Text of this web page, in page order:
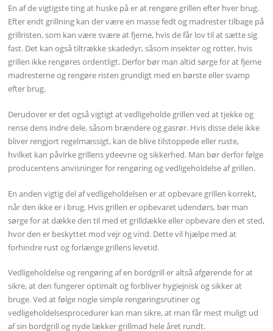
En af de vigtigste ting at huske på er at rengøre grillen efter hver brug.
Efter endt grillning kan der være en masse fedt og madrester tilbage på
grillristen, som kan være svære at fjerne, hvis de får lov til at sætte sig
fast. Det kan også tiltrække skadedyr, såsom insekter og rotter, hvis
grillen ikke rengøres ordentligt. Derfor bør man altid sørge for at fjerne
madresterne og rengøre risten grundigt med en børste eller svamp
efter brug.
Derudover er det også vigtigt at vedligeholde grillen ved at tjekke og
rense dens indre dele, såsom brændere og gasrør. Hvis disse dele ikke
bliver rengjort regelmæssigt, kan de blive tilstoppede eller ruste,
hvilket kan påvirke grillens ydeevne og sikkerhed. Man bør derfor følge
producentens anvisninger for rengøring og vedligeholdelse af grillen.
En anden vigtig del af vedligeholdelsen er at opbevare grillen korrekt,
når den ikke er i brug. Hvis grillen er opbevaret udendørs, bør man
sørge for at dække den til med et grilldække eller opbevare den et sted,
hvor den er beskyttet mod vejr og vind. Dette vil hjælpe med at
forhindre rust og forlænge grillens levetid.
Vedligeholdelse og rengøring af en bordgrill er altså afgørende for at
sikre, at den fungerer optimalt og forbliver hygiejnisk og sikker at
bruge. Ved at følge nogle simple rengøringsrutiner og
vedligeholdelsesprocedurer kan man sikre, at man får mest muligt ud
af sin bordgrill og nyde lækker grillmad hele året rundt.